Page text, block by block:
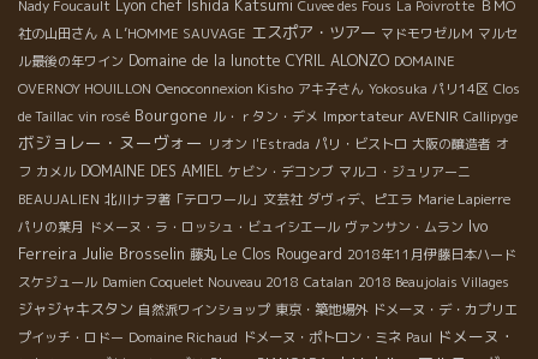
Nady Foucault Lyon chef Ishida Katsumi Cuvee des Fous La Poivrotte ＢＭО
社の山田さん A L’HOMME SAUVAGE エスポア・ツアー マドモワゼルＭ マルセ
ル最後の年ワイン Domaine de la lunotte CYRIL ALONZO DOMAINE
OVERNOY HOUILLON Oenoconnexion Kisho アキ子さん Yokosuka パリ14区 Clos
de Taillac vin rosé Bourgone ル・ｒタン・デメ Importateur AVENIR Callipyge
ボジョレー・ヌーヴォー リオン l'Estrada パリ・ビストロ 大阪の醸造者 オ
フ カメル DOMAINE DES AMIEL ケビン・デコンブ マルコ・ジュリアーニ
BEAUJALIEN 北川ナヲ著「テロワール」文芸社 ダヴィデ、ピエラ Marie Lapierre
パリの葉月 ドメーヌ・ラ・ロッシュ・ビュイシエール ヴァンサン・ムラン Ivo
Ferreira Julie Brosselin 藤丸 Le Clos Rougeard 2018年11月伊藤日本ハード
スケジュール Damien Coquelet Nouveau 2018 Catalan 2018 Beaujolais Villages
ジャジャキスタン 自然派ワインショップ 東京・築地場外 ドメーヌ・デ・カプリエ
プイッチ・ロドー Domaine Richaud ドメーヌ・ポトロン・ミネ Paul ドメーヌ・